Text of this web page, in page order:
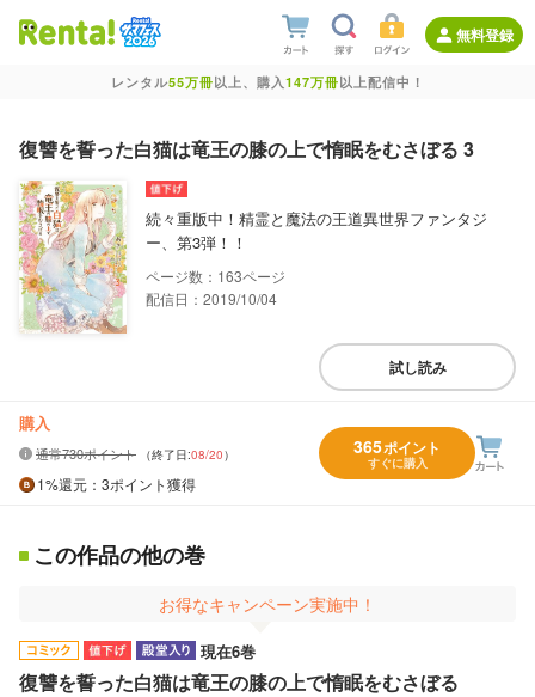
無料登録
レンタル55万冊以上、購入147万冊以上配信中！
復讐を誓った白猫は竜王の膝の上で惰眠をむさぼる 3
続々重版中！精霊と魔法の王道異世界ファンタジ
ー、第3弾！！
163
配信日：2019/10/04
試し読み
購入
通常730ポイント （終了日:08/20）
1%還元 ：3ポイント獲得
365ポイント
すぐに購入
この作品の他の巻
お得なキャンペーン実施中！
現在6巻
復讐を誓った白猫は竜王の膝の上で惰眠をむさぼる